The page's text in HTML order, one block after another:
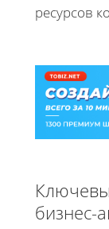
ресурсов
бизнес-